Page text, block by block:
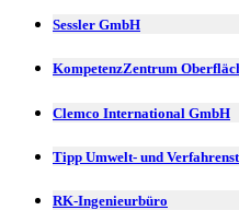
Sessler GmbH
KompetenzZentrum
Clemco International GmbH
Tipp Umwelt- und
RK-Ingenieurbüro